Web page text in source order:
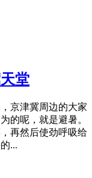
堂
京津冀周边的大家
的呢，就是避暑。
再然后使劲呼吸给
...